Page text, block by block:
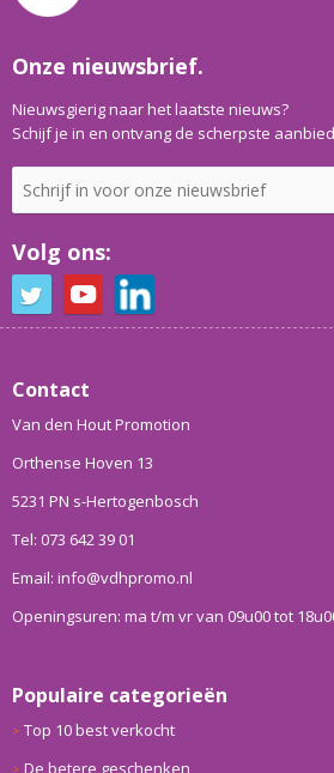
Onze nieuwsbrief.
Nieuwsgierig naar het laatste nieuws?
Schijf je in en ontvang de scherpste
Volg ons:
Contact
Van den Hout Promotion
Orthense Hoven 13
5231 PN s-Hertogenbosch
Tel: 073 642 39 01
Email: info@vdhpromo.nl
Openingsuren: ma t/m vr van 09u00 tot
Populaire categorieën
Top 10 best verkocht
De betere geschenken